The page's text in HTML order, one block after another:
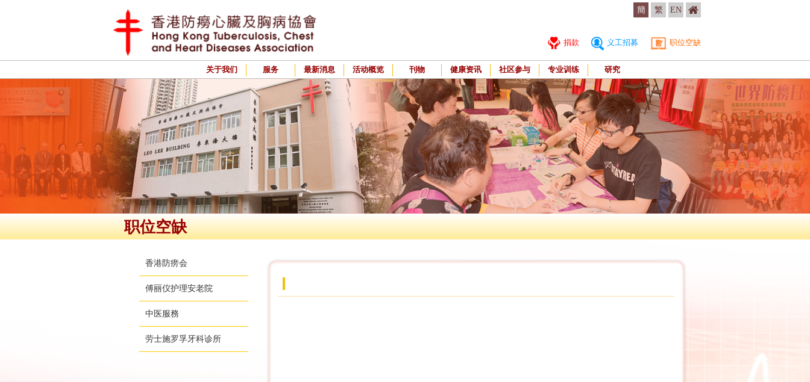
簡 繁 EN
捐款 义工招募 职位空缺
关于我们 服务 最新消息 活动概览 刊物 健康资讯 社区参与 专业训练 研究
职位空缺
香港防痨会
傅丽仪护理安老院
中医服務
劳士施罗孚牙科诊所